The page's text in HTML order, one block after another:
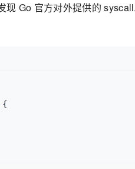
现 Go 官方对外提供的
{